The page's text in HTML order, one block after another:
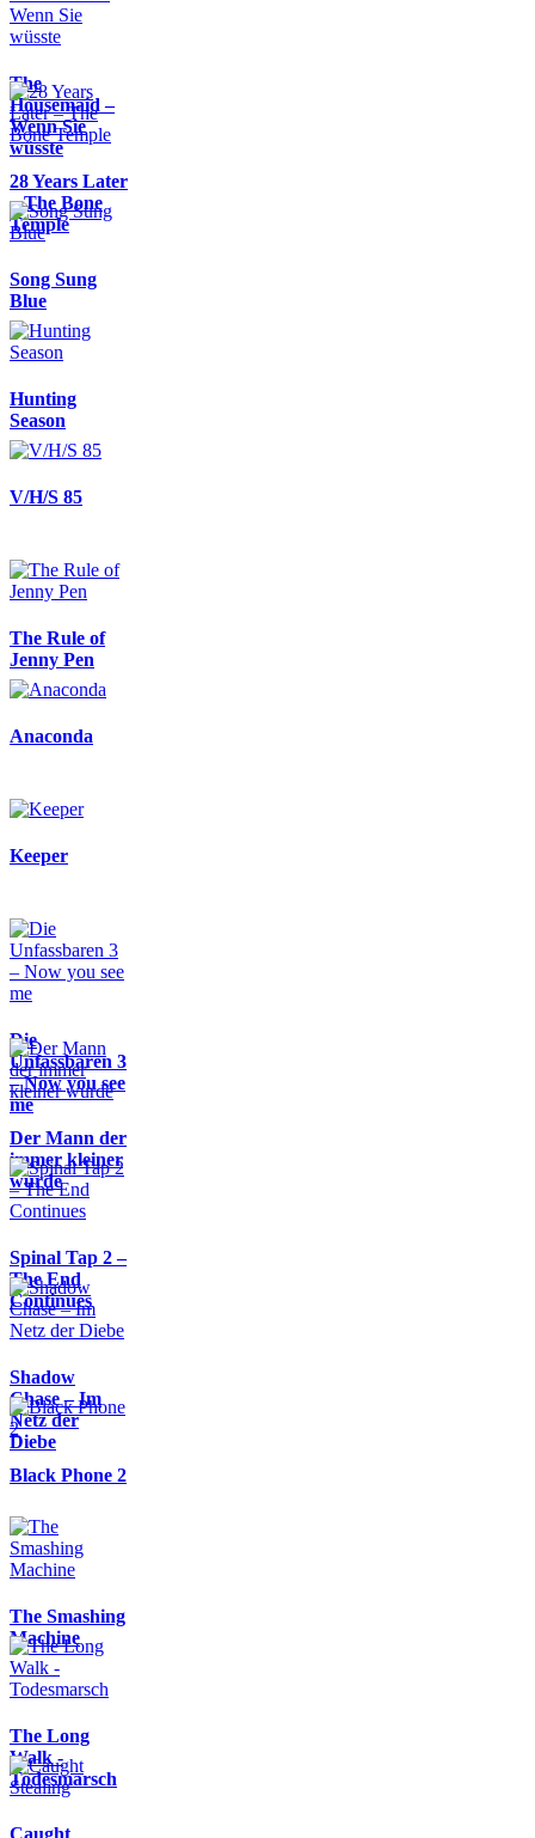
The
Housemaid –
Wenn Sie
wüsste
28 Years Later
– The Bone
Temple
Song Sung
Blue
Hunting
Season
V/H/S 85
The Rule of
Jenny Pen
Anaconda
Keeper
Die
Unfassbaren 3
– Now you see
me
Der Mann der
immer kleiner
wurde
Spinal Tap 2 –
The End
Continues
Shadow
Chase – Im
Netz der
Diebe
Black Phone 2
The Smashing
Machine
The Long
Walk -
Todesmarsch